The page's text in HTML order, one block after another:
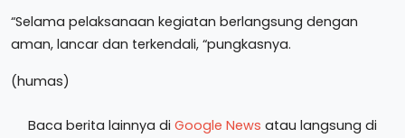
“Selama pelaksanaan kegiatan berlangsung dengan
aman, lancar dan terkendali, “pungkasnya.
(humas)
Baca berita lainnya di Google News atau langsung di